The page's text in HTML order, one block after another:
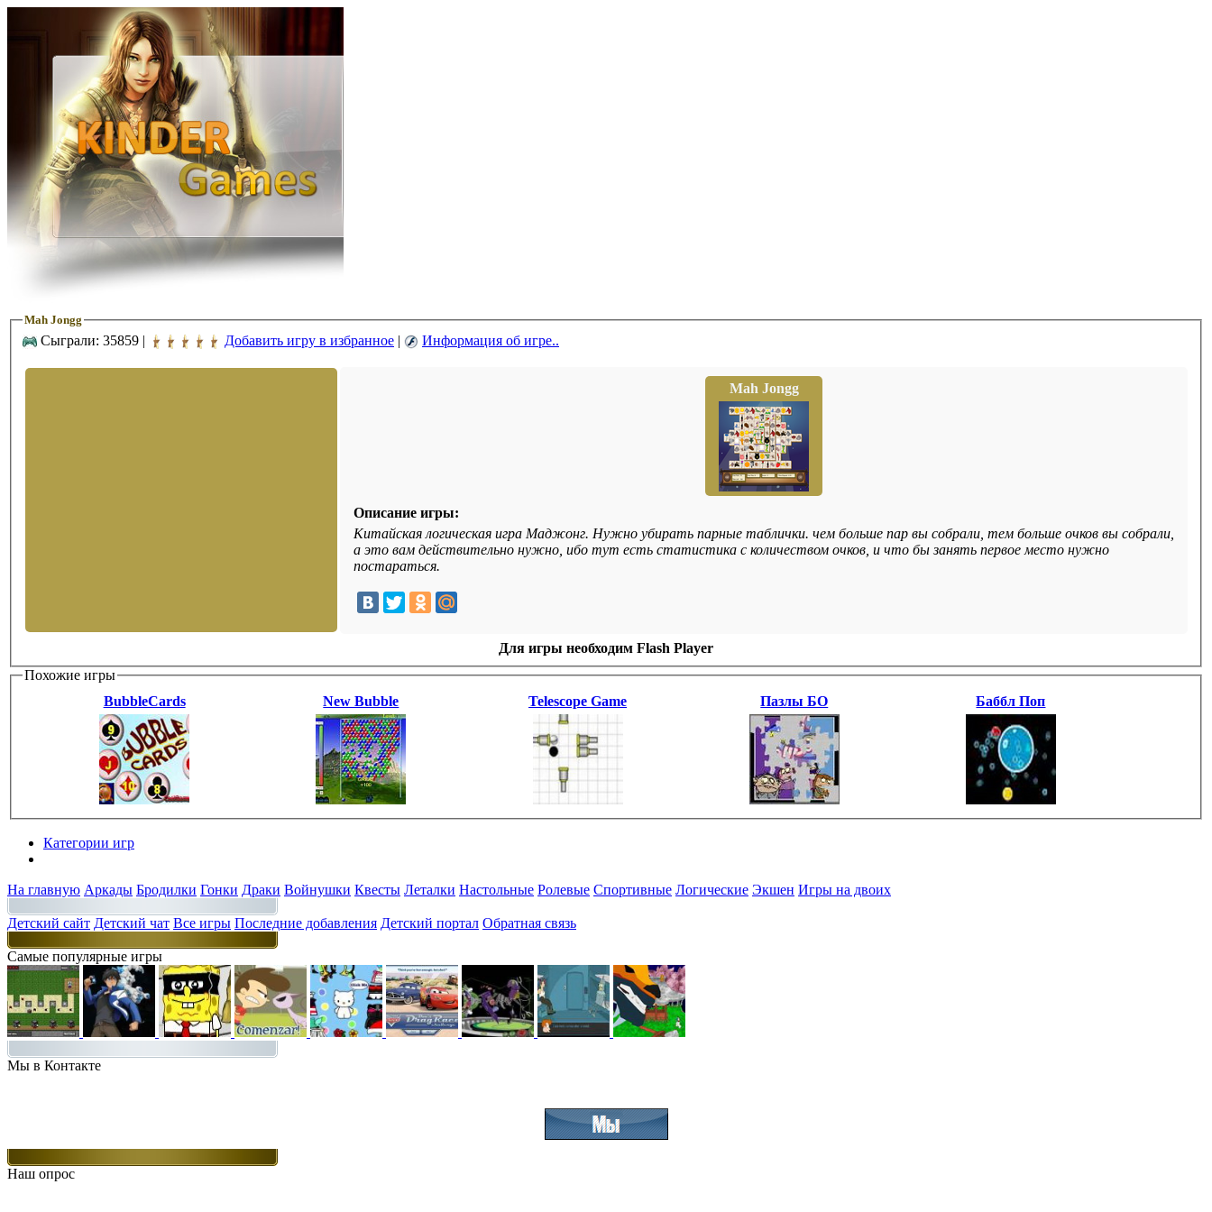
Mah Jongg
Сыграли: 35859 | Добавить игру в избранное | Информация об игре..
Mah Jongg
Описание игры:
Китайская логическая игра Маджонг. Нужно убирать парные таблички. чем больше пар вы собрали, тем больше очков вы собрали,
а это вам действительно нужно, ибо тут есть статистика с количеством очков, и что бы занять первое место нужно
постараться.
Для игры необходим Flash Player
Похожие игры
BubbleCards
New Bubble Telescope Game Пазлы БО Баббл Поп
Категории игр
На главную Аркады Бродилки Гонки Драки Войнушки Квесты Леталки Настольные Ролевые Спортивные Логические Экшен Игры на двоих
Детский сайт Детский чат Все игры Последние добавления Детский портал Обратная связь
Самые популярные игры
Мы в Контакте
Наш опрос